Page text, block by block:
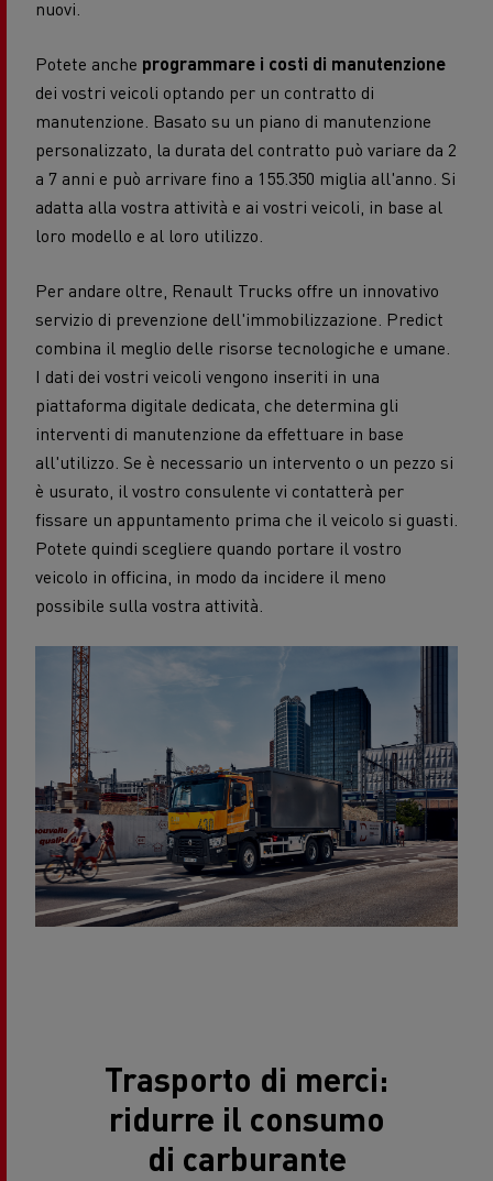
nuovi.
Potete anche programmare i costi di manutenzione
dei vostri veicoli optando per un contratto di
manutenzione. Basato su un piano di manutenzione
personalizzato, la durata del contratto può variare da 2
a 7 anni e può arrivare fino a 155.350 miglia all'anno. Si
adatta alla vostra attività e ai vostri veicoli, in base al
loro modello e al loro utilizzo.
Per andare oltre, Renault Trucks offre un innovativo
servizio di prevenzione dell'immobilizzazione. Predict
combina il meglio delle risorse tecnologiche e umane.
I dati dei vostri veicoli vengono inseriti in una
piattaforma digitale dedicata, che determina gli
interventi di manutenzione da effettuare in base
all'utilizzo. Se è necessario un intervento o un pezzo si
è usurato, il vostro consulente vi contatterà per
fissare un appuntamento prima che il veicolo si guasti.
Potete quindi scegliere quando portare il vostro
veicolo in officina, in modo da incidere il meno
possibile sulla vostra attività.
Trasporto di merci:
ridurre il consumo
di carburante